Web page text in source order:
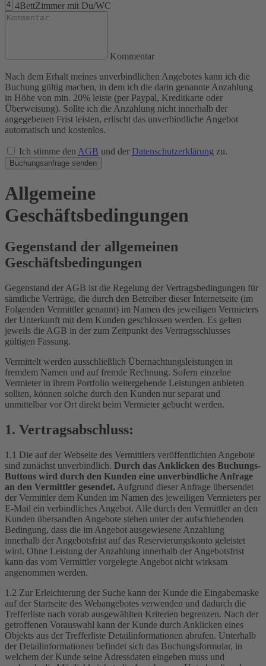
4BettZimmer mit Du/WC
Kommentar
Nach dem Erhalt meines unverbindlichen Angebotes kann ich die
Buchung gültig machen, in dem ich die darin genannte Anzahlung
in Höhe von min. 20% leiste (per Paypal, Kreditkarte oder
Überweisung). Sollte ich die Anzahlung nicht innerhalb der
angegebenen Frist leisten, erlischt das unverbindliche Angebot
automatisch und kostenlos.
Ich stimme den AGB und der Datenschutzerklärung zu.
Buchungsanfrage senden
Allgemeine
Geschäftsbedingungen
Gegenstand der allgemeinen
Geschäftsbedingungen
Gegenstand der AGB ist die Regelung der Vertragsbedingungen für
sämtliche Verträge, die durch den Betreiber dieser Internetseite (im
Folgenden Vermittler genannt) im Namen des jeweiligen Vermieters
der Unterkunft mit dem Kunden geschlossen werden. Es gelten
jeweils die AGB in der zum Zeitpunkt des Vertragsschlusses
gültigen Fassung.
Vermittelt werden ausschließlich Übernachtungsleistungen in
fremdem Namen und auf fremde Rechnung. Sofern einzelne
Vermieter in ihrem Portfolio weitergehende Leistungen anbieten
sollten, können solche durch den Kunden nur separat und
unmittelbar vor Ort direkt beim Vermieter gebucht werden.
1. Vertragsabschluss:
1.1 Die auf der Webseite des Vermittlers veröffentlichten Angebote
sind zunächst unverbindlich. Durch das Anklicken des Buchungs-
Buttons wird durch den Kunden eine unverbindliche Anfrage
an den Vermittler gesendet. Aufgrund dieser Anfrage übersendet
der Vermittler dem Kunden im Namen des jeweiligen Vermieters per
E-Mail ein verbindliches Angebot. Alle durch den Vermittler an den
Kunden übersandten Angebote stehen unter der aufschiebenden
Bedingung, dass die im Angebot ausgewiesene Anzahlung
innerhalb der Angebotsfrist auf das Reservierungskonto geleistet
wird. Ohne Leistung der Anzahlung innerhalb der Angebotsfrist
kann das vom Vermittler vorgelegte Angebot nicht wirksam
angenommen werden.
1.2 Zur Erleichterung der Suche kann der Kunde die Eingabemaske
auf der Startseite des Webangebotes verwenden und dadurch die
Trefferliste nach vorab ausgewählten Kriterien begrenzen. Nach der
getroffenen Vorauswahl kann der Kunde durch Anklicken eines
Objekts aus der Trefferliste Detailinformationen abrufen. Unterhalb
der Detailinformationen befindet sich das Buchungsformular, in
welchem der Kunde seine Adressdaten eingeben muss und